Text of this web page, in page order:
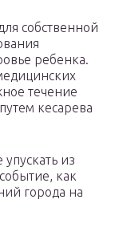
собственной
ребенка.
течение
кесарева
из
как
города на